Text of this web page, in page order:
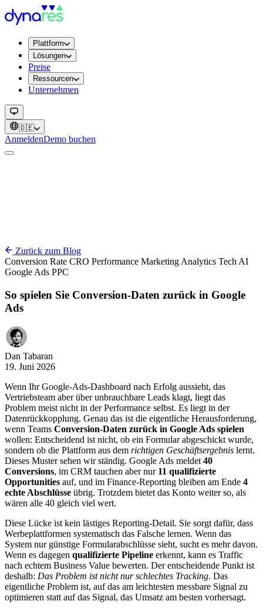
Plattform
Lösungen
Preise
Ressourcen
Unternehmen
🇩🇪
AnmeldenDemo buchen
Zurück zum Blog
Conversion Rate CRO Performance Marketing Analytics Tech AI
Google Ads PPC
So spielen Sie Conversion-Daten zurück in Google
Ads
Dan Tabaran
19. Juni 2026
Wenn Ihr Google-Ads-Dashboard nach Erfolg aussieht, das
Vertriebsteam aber über unbrauchbare Leads klagt, liegt das
Problem meist nicht in der Performance selbst. Es liegt in der
Datenrückkopplung. Genau das ist die eigentliche Herausforderung,
wenn Teams Conversion-Daten zurück in Google Ads spielen
wollen: Entscheidend ist nicht, ob ein Formular abgeschickt wurde,
sondern ob die Plattform aus dem richtigen Geschäftsergebnis lernt.
Dieses Muster sehen wir ständig. Google Ads meldet40
Conversions, im CRM tauchen aber nur 11 qualifizierte
Opportunities auf, und im Finance-Reporting bleiben am Ende 4
echte Abschlüsse übrig. Trotzdem bietet das Konto weiter so, als
wären alle 40 gleich viel wert.
Diese Lücke ist kein lästiges Reporting-Detail. Sie sorgt dafür, dass
Werbeplattformen systematisch das Falsche lernen. Wenn das
System nur günstige Formularabschlüsse sieht, sucht es mehr davon.
Wenn es dagegen qualifizierte Pipeline erkennt, kann es Traffic
nach echtem Business Value bewerten. Der entscheidende Punkt ist
deshalb: Das Problem ist nicht nur schlechtes Tracking. Das
eigentliche Problem ist, auf das am leichtesten messbare Signal zu
optimieren statt auf das Signal, das Umsatz am besten vorhersagt.